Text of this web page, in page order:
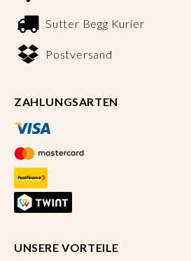
Sutter Begg Kurier
Postversand
ZAHLUNGSARTEN
UNSERE VORTEILE